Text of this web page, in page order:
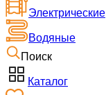
Электрические
Водяные
Поиск
Каталог